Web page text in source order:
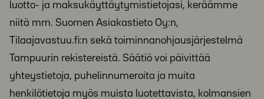
luotto- ja maksukäyttäytymistietojasi, keräämme
niitä mm. Suomen Asiakastieto Oy:n,
Tilaajavastuu.fi:n sekä toiminnanohjausjärjestelmä
Tampuurin rekistereistä. Säätiö voi päivittää
yhteystietoja, puhelinnumeroita ja muita
henkilötietoja myös muista luotettavista, kolmansien